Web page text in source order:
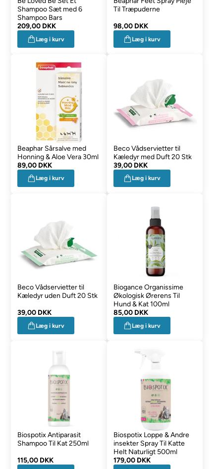
Shampoo Sæt med 6
Shampoo Bars
209,00 DKK
Læg i kurv
Til Træpuderne
98,00 DKK
Læg i kurv
Beaphar Sårsalve med
Honning & Aloe Vera 30ml
89,00 DKK
Læg i kurv
Beco Vådservietter til
Kæledyr med Duft 20 Stk
39,00 DKK
Læg i kurv
Beco Vådservietter til
Kæledyr uden Duft 20 Stk
39,00 DKK
Læg i kurv
Biogance Organissime
Økologisk Ørerens Til
Hund & Kat 100ml
85,00 DKK
Læg i kurv
Biospotix Antiparasit
Shampoo Til Kat 250ml
115,00 DKK
Biospotix Loppe & Andre
insekter Spray Til Katte
Helt Naturligt 500ml
179,00 DKK